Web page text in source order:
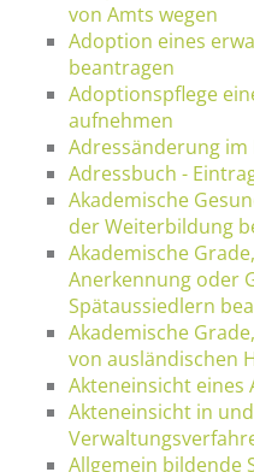
von Amts wegen
Adoption eines
beantragen
Adoptionspflege
aufnehmen
Adressänderung im
Adressbuch -
Akademische
der Weiterbildung
Akademische
Anerkennung oder
Spätaussiedlern
Akademische
von ausländischen
Akteneinsicht eines
Akteneinsicht in
Allgemein bildende